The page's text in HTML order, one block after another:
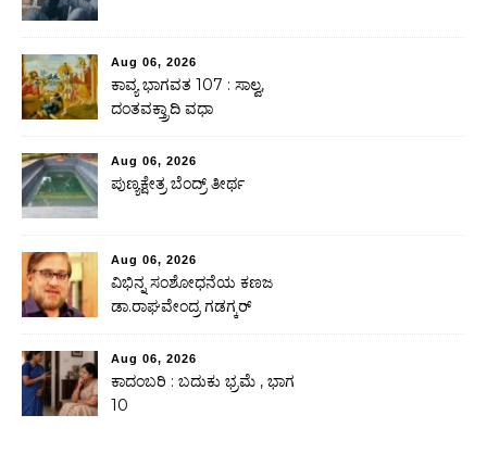
Aug 06, 2026
ಕಾವ್ಯ ಭಾಗವತ 107 : ಸಾಲ್ವ,
ದಂತವಕ್ತ್ರಾದಿ ವಧಾ
Aug 06, 2026
ಪುಣ್ಯಕ್ಷೇತ್ರ ಬೆಂದ್ರ್ ತೀರ್ಥ
Aug 06, 2026
ವಿಭಿನ್ನ ಸಂಶೋಧನೆಯ ಕಣಜ
ಡಾ.ರಾಘವೇಂದ್ರ ಗಡಗ್ಕರ್
Aug 06, 2026
ಕಾದಂಬರಿ : ಬದುಕು ಭ್ರಮೆ , ಭಾಗ
10